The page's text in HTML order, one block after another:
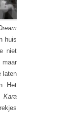
huis
niet
laten
Het
Kara